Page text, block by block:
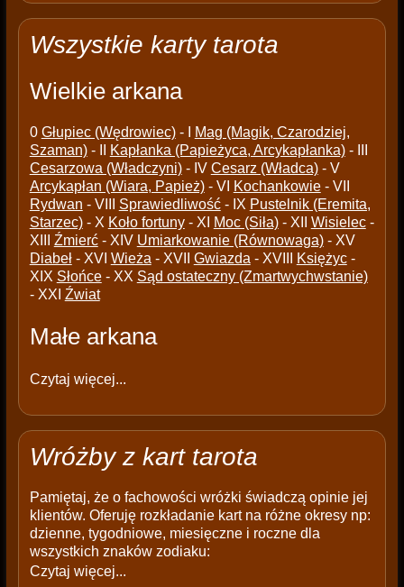
Wszystkie karty tarota
Wielkie arkana
0 Głupiec (Wędrowiec)- I
Mag (Magik, Czarodziej,
Szaman)- II Kapłanka (Papieżyca, Arcykapłanka)- III
Cesarzowa (Władczyni)- IV Cesarz (Władca)- V
Arcykapłan (Wiara, Papież)- VI Kochankowie- VII
Rydwan - VIII Sprawiedliwość- IX Pustelnik (Eremita,
Starzec)- X Koło fortuny- XI Moc (Siła)- XII Wisielec-
XIII Źmierć- XIV Umiarkowanie (Równowaga)- XV
Diabeł- XVI Wieża - XVII Gwiazda - XVIII Księżyc-
XIX Słońce- XX Sąd ostateczny (Zmartwychwstanie)
- XXI Źwiat
Małe arkana
Czytaj więcej...
Wróżby z kart tarota
Pamiętaj, że o fachowości wróżki świadczą opinie jej
klientów. Oferuję rozkładanie kart na różne okresy np:
dzienne, tygodniowe, miesięczne i roczne dla
wszystkich znaków zodiaku:
Czytaj więcej...